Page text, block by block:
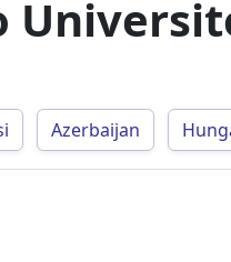
Azerbaijan